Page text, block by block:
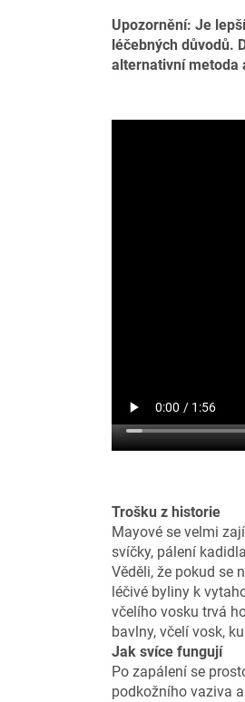
Upozornění: Je
léčebných důvodů.
alternativní metoda
Trošku z historie
Mayové se velmi
svíčky, pálení
Věděli, že pokud se
léčivé byliny k
včelího vosku trvá
bavlny, včelí vosk,
Jak svíce fungují
Po zapálení se
podkožního vaziva